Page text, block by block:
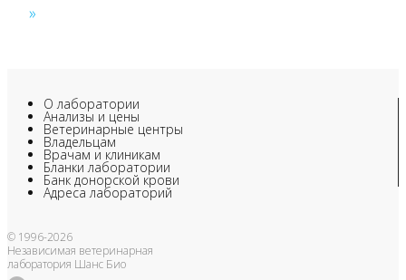
»
О лаборатории
Анализы и цены
Ветеринарные центры
Владельцам
Врачам и клиникам
Бланки лаборатории
Банк донорской крови
Адреса лабораторий
© 1996-2026
Независимая ветеринарная
лаборатория Шанс Био